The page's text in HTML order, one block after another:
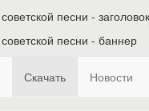
Скачать Новости